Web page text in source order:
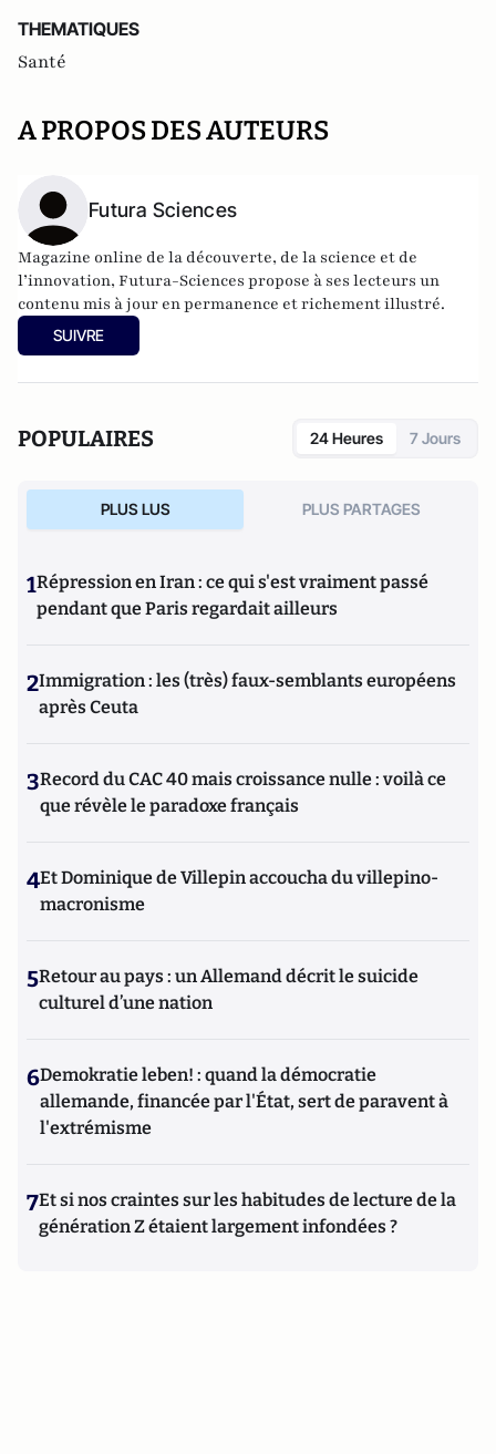
THEMATIQUES
Santé
A PROPOS DES AUTEURS
Futura Sciences
Magazine online de la découverte, de la science et de
l’innovation, Futura-Sciences propose à ses lecteurs un
contenu mis à jour en permanence et richement illustré.
SUIVRE
POPULAIRES 24 Heures 7 Jours
PLUS LUS PLUS PARTAGES
1Répression en Iran : ce qui s'est vraiment passé
pendant que Paris regardait ailleurs
2Immigration : les (très) faux-semblants européens
après Ceuta
3Record du CAC 40 mais croissance nulle : voilà ce
que révèle le paradoxe français
4Et Dominique de Villepin accoucha du villepino-
macronisme
5Retour au pays : un Allemand décrit le suicide
culturel d’une nation
6Demokratie leben! : quand la démocratie
allemande, financée par l'État, sert de paravent à
l'extrémisme
7Et si nos craintes sur les habitudes de lecture de la
génération Z étaient largement infondées ?